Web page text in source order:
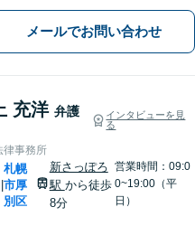
メールでお問い合わせ
充洋 弁護
インタビューを見
る
律事務所
|
札幌
市厚
別区
新さっぽろ
駅 から徒歩
8分
営業時間：09:0
0~19:00（平
日）